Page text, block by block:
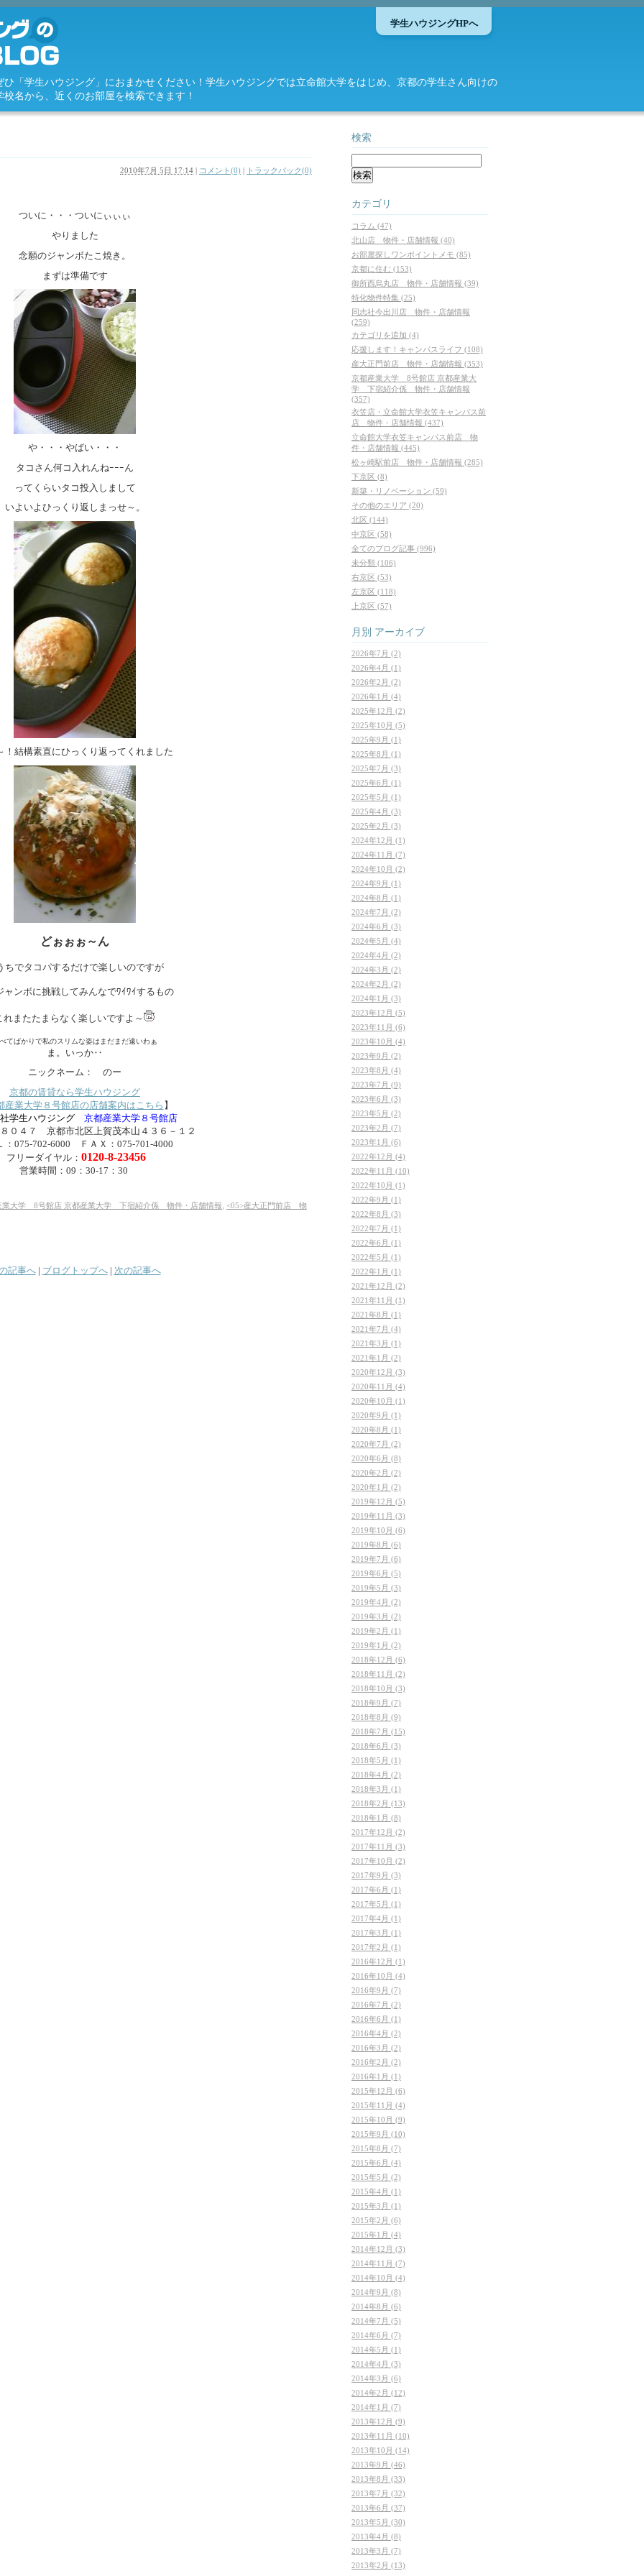
「学生ハウジング」におまかせください！学生ハウジングでは立命館大学をはじめ、京都の学生さん向けの
名から、近くのお部屋を検索できます！
学生ハウジングHPへ
2010年7月 5日 17:14 | コメント(0) | トラックバック(0)
ついに・・・ついにぃぃぃ
やりました
念願のジャンボたこ焼き 。
まずは準備です
や・・・やばい・・・
タコさん何コ入れんねｰｰｰん
ってくらいタコ投入しまして
いよいよひっくり返しまっせ～ 。
！結構素直にひっくり返ってくれました
どぉぉぉ～ん
ちでタコパするだけで楽しいのですが
ャンボに挑戦してみんなでﾜｲﾜｲするもの
れまたたまらなく楽しいですよ～
てばかりで私のスリムな姿はまだまだ遠いわぁ
ま。いっか‥
ニックネーム： のー
京都の賃貸なら学生ハウジング
産業大学８号館店の店舗案内はこちら 】
学生ハウジング 京都産業大学８号館店
０４７ 京都市北区上賀茂本山４３６－１２
：075-702-6000 ＦＡＸ：075-701-4000
フリーダイヤル： 0120-8-23456
営業時間：09：30-17：30
業大学 8号館店 京都産業大学 下宿紹介係 物件・店舗情報 <05>産大正門前店 物
記事へ| ブログトップへ| 次の記事へ
検索
カテゴリ
コラム (47)
北山店 物件・店舗情報 (40)
お部屋探しワンポイントメモ (85)
京都に住む (153)
御所西烏丸店 物件・店舗情報 (39)
特化物件特集 (25)
同志社今出川店 物件・店舗情報
(259)
カテゴリを追加 (4)
応援します！キャンパスライフ (108)
産大正門前店 物件・店舗情報 (353)
京都産業大学 8号館店 京都産業大
学 下宿紹介係 物件・店舗情報
(357)
衣笠店・立命館大学衣笠キャンパス前
店 物件・店舗情報 (437)
立命館大学衣笠キャンパス前店 物
件・店舗情報 (445)
松ヶ崎駅前店 物件・店舗情報 (285)
下京区 (8)
新築・リノベーション (59)
その他のエリア (20)
北区 (144)
中京区 (58)
全てのブログ記事 (996)
未分類 (106)
右京区 (53)
左京区 (118)
上京区 (57)
月別 アーカイブ
2026年7月 (2)
2026年4月 (1)
2026年2月 (2)
2026年1月 (4)
2025年12月 (2)
2025年10月 (5)
2025年9月 (1)
2025年8月 (1)
2025年7月 (3)
2025年6月 (1)
2025年5月 (1)
2025年4月 (3)
2025年2月 (3)
2024年12月 (1)
2024年11月 (7)
2024年10月 (2)
2024年9月 (1)
2024年8月 (1)
2024年7月 (2)
2024年6月 (3)
2024年5月 (4)
2024年4月 (2)
2024年3月 (2)
2024年2月 (2)
2024年1月 (3)
2023年12月 (5)
2023年11月 (6)
2023年10月 (4)
2023年9月 (2)
2023年8月 (4)
2023年7月 (9)
2023年6月 (3)
2023年5月 (2)
2023年2月 (7)
2023年1月 (6)
2022年12月 (4)
2022年11月 (10)
2022年10月 (1)
2022年9月 (1)
2022年8月 (3)
2022年7月 (1)
2022年6月 (1)
2022年5月 (1)
2022年1月 (1)
2021年12月 (2)
2021年11月 (1)
2021年8月 (1)
2021年7月 (4)
2021年3月 (1)
2021年1月 (2)
2020年12月 (3)
2020年11月 (4)
2020年10月 (1)
2020年9月 (1)
2020年8月 (1)
2020年7月 (2)
2020年6月 (8)
2020年2月 (2)
2020年1月 (2)
2019年12月 (5)
2019年11月 (3)
2019年10月 (6)
2019年8月 (6)
2019年7月 (6)
2019年6月 (5)
2019年5月 (3)
2019年4月 (2)
2019年3月 (2)
2019年2月 (1)
2019年1月 (2)
2018年12月 (6)
2018年11月 (2)
2018年10月 (3)
2018年9月 (7)
2018年8月 (9)
2018年7月 (15)
2018年6月 (3)
2018年5月 (1)
2018年4月 (2)
2018年3月 (1)
2018年2月 (13)
2018年1月 (8)
2017年12月 (2)
2017年11月 (3)
2017年10月 (2)
2017年9月 (3)
2017年6月 (1)
2017年5月 (1)
2017年4月 (1)
2017年3月 (1)
2017年2月 (1)
2016年12月 (1)
2016年10月 (4)
2016年9月 (7)
2016年7月 (2)
2016年6月 (1)
2016年4月 (2)
2016年3月 (2)
2016年2月 (2)
2016年1月 (1)
2015年12月 (6)
2015年11月 (4)
2015年10月 (9)
2015年9月 (10)
2015年8月 (7)
2015年6月 (4)
2015年5月 (2)
2015年4月 (1)
2015年3月 (1)
2015年2月 (6)
2015年1月 (4)
2014年12月 (3)
2014年11月 (7)
2014年10月 (4)
2014年9月 (8)
2014年8月 (6)
2014年7月 (5)
2014年6月 (7)
2014年5月 (1)
2014年4月 (3)
2014年3月 (6)
2014年2月 (12)
2014年1月 (7)
2013年12月 (9)
2013年11月 (10)
2013年10月 (14)
2013年9月 (46)
2013年8月 (33)
2013年7月 (32)
2013年6月 (37)
2013年5月 (30)
2013年4月 (8)
2013年3月 (7)
2013年2月 (13)